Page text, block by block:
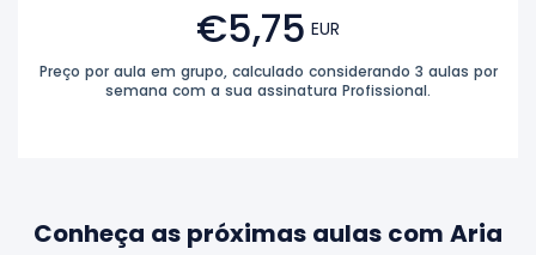
€5,75 EUR
Preço por aula em grupo, calculado considerando 3 aulas por
semana com a sua assinatura Profissional.
Conheça as próximas aulas com Aria